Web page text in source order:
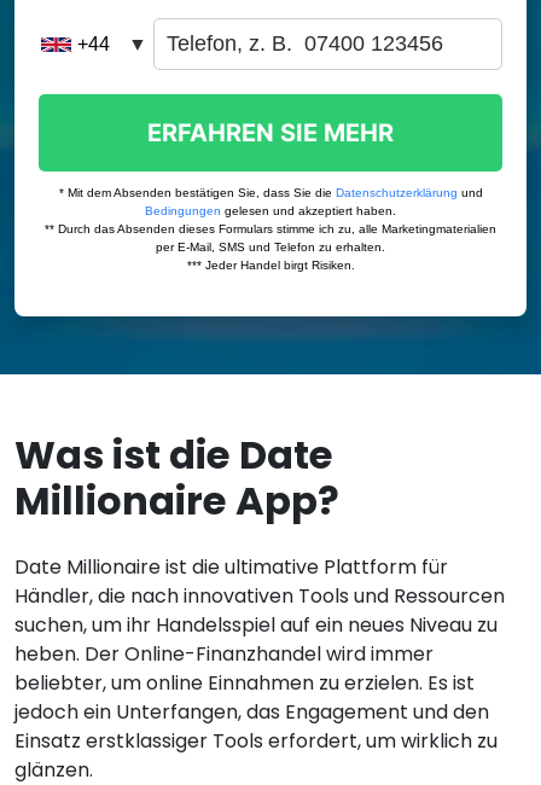
Was ist die Date
Millionaire App?
Date Millionaire ist die ultimative Plattform für
Händler, die nach innovativen Tools und Ressourcen
suchen, um ihr Handelsspiel auf ein neues Niveau zu
heben. Der Online-Finanzhandel wird immer
beliebter, um online Einnahmen zu erzielen. Es ist
jedoch ein Unterfangen, das Engagement und den
Einsatz erstklassiger Tools erfordert, um wirklich zu
glänzen.